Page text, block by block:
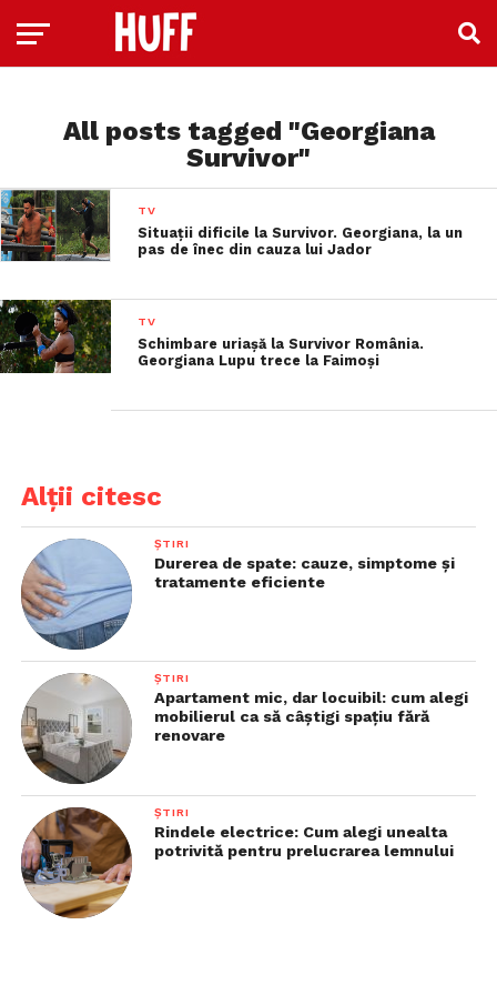
All posts tagged "Georgiana
Survivor"
TV
Situații dificile la Survivor. Georgiana, la un
pas de înec din cauza lui Jador
TV
Schimbare uriașă la Survivor România.
Georgiana Lupu trece la Faimoși
Alții citesc
ȘTIRI
Durerea de spate: cauze, simptome și
tratamente eficiente
ȘTIRI
Apartament mic, dar locuibil: cum alegi
mobilierul ca să câștigi spațiu fără
renovare
ȘTIRI
Rindele electrice: Cum alegi unealta
potrivită pentru prelucrarea lemnului